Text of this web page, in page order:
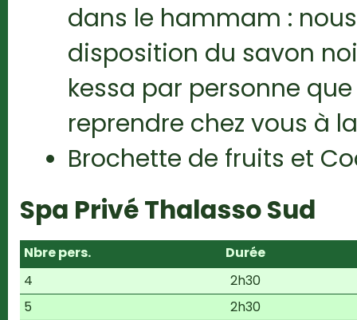
dans le hammam :
disposition du savon
kessa par personne
reprendre chez vous à
Brochette de fruits et
Spa Privé Thalasso Sud
Nbre pers.
Durée
4
2h30
5
2h30